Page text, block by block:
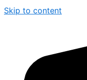
Skip to content